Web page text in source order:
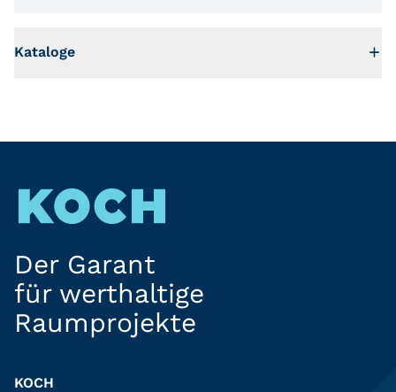
Kataloge
Der Garant
für werthaltige
Raumprojekte
KOCH